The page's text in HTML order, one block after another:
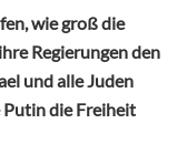
wie groß die
Regierungen den
und alle Juden
Putin die Freiheit